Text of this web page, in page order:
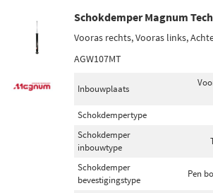
Schokdemper Magnum
Vooras rechts, Vooras links,
AGW107MT
Inbouwplaats
Schokdempertype
Schokdemper
inbouwtype
Schokdemper
bevestigingstype
Pen